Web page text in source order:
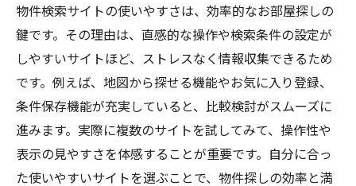
物件検索サイトの使いやすさは、効率的なお部屋探しの
鍵です。その理由は、直感的な操作や検索条件の設定が
しやすいサイトほど、ストレスなく情報収集できるため
です。例えば、地図から探せる機能やお気に入り登録、
条件保存機能が充実していると、比較検討がスムーズに
進みます。実際に複数のサイトを試してみて、操作性や
表示の見やすさを体感することが重要です。自分に合っ
た使いやすいサイトを選ぶことで、物件探しの効率と満